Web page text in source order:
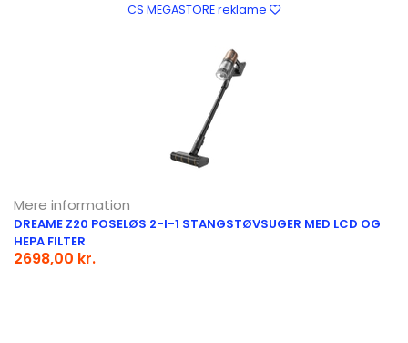
CS MEGASTORE reklame
Mere information
DREAME Z20 POSELØS 2-I-1 STANGSTØVSUGER MED LCD OG
HEPA FILTER
2698,00 kr.